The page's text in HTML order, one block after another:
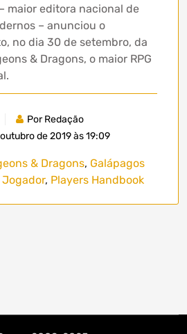
maior editora nacional de
– anunciou o
no dia 30 de setembro, da
& Dragons, o maior RPG
Por Redação
de 2019 às 19:09
& Dragons, Galápagos
, Players Handbook